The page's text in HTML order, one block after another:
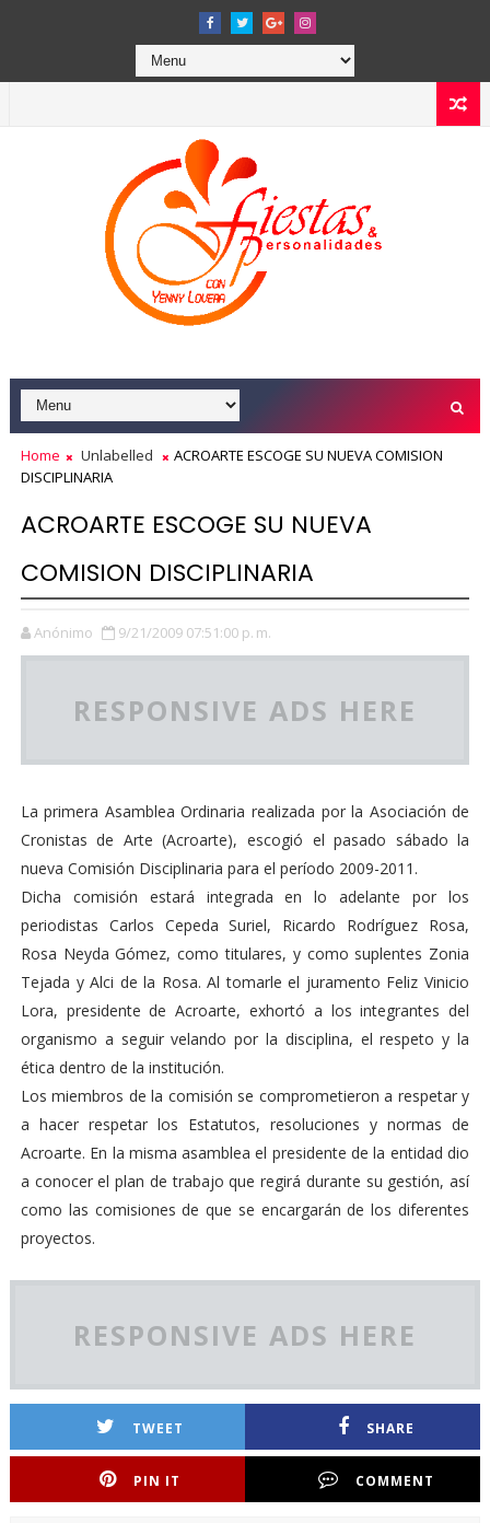
Home Unlabelled
ACROARTE ESCOGE SU NUEVA COMISION
DISCIPLINARIA
ACROARTE ESCOGE SU NUEVA
COMISION DISCIPLINARIA
Anónimo 9/21/2009 07:51:00 p. m.
RESPONSIVE ADS HERE
La primera Asamblea Ordinaria realizada por la Asociación de
Cronistas de Arte (Acroarte), escogió el pasado sábado la
nueva Comisión Disciplinaria para el período 2009-2011.
Dicha comisión estará integrada en lo adelante por los
periodistas Carlos Cepeda Suriel, Ricardo Rodríguez Rosa,
Rosa Neyda Gómez, como titulares, y como suplentes Zonia
Tejada y Alci de la Rosa. Al tomarle el juramento Feliz Vinicio
Lora, presidente de Acroarte, exhortó a los integrantes del
organismo a seguir velando por la disciplina, el respeto y la
ética dentro de la institución.
Los miembros de la comisión se comprometieron a respetar y
a hacer respetar los Estatutos, resoluciones y normas de
Acroarte. En la misma asamblea el presidente de la entidad dio
a conocer el plan de trabajo que regirá durante su gestión, así
como las comisiones de que se encargarán de los diferentes
proyectos.
RESPONSIVE ADS HERE
TWEET SHARE
PIN IT COMMENT